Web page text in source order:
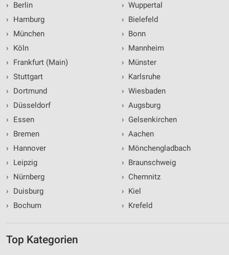
›
Berlin
›
Hamburg
›
München
›
Köln
›
Frankfurt (Main)
› Stuttgart
›
Dortmund
›
Düsseldorf
›
Essen
›
Bremen
›
Hannover
›
Leipzig
›
Nürnberg
›
Duisburg
›
Bochum
› Wuppertal
› Bielefeld
› Bonn
› Mannheim
› Münster
› Karlsruhe
› Wiesbaden
› Augsburg
› Gelsenkirchen
› Aachen
› Mönchengladbach
› Braunschweig
› Chemnitz
› Kiel
› Krefeld
Top Kategorien